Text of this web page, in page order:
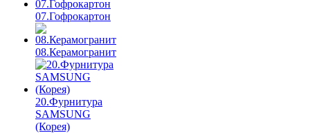
07.Гофрокартон
08.Керамогранит
20.Фурнитура
SAMSUNG
(Корея)